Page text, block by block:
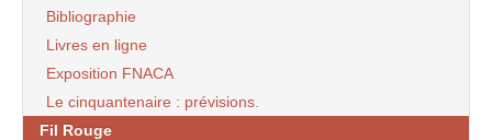
Bibliographie
Livres en ligne
Exposition FNACA
Le cinquantenaire : prévisions.
Fil Rouge